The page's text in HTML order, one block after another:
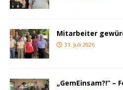
Mitarbeiter
31. Juli 2026
„GemEinsam?!“ –